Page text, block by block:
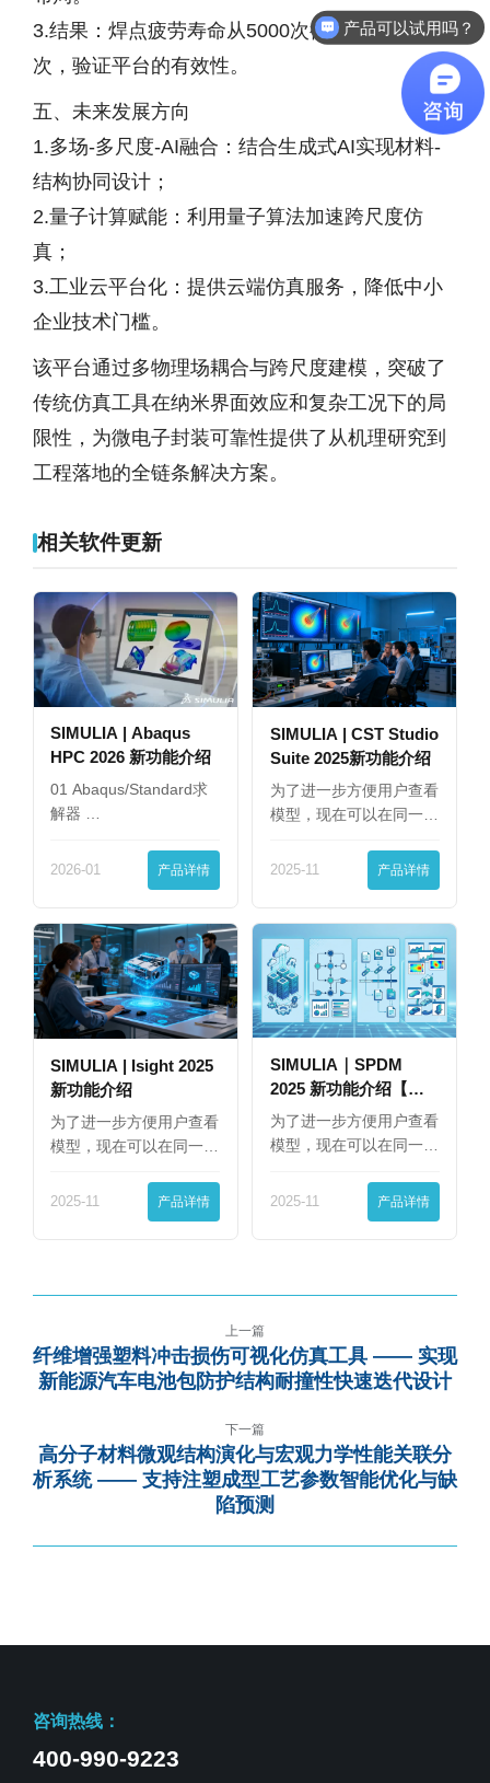
3.结果：焊点疲劳寿命从5000次循环提升至8000
次，验证平台的有效性。
五、未来发展方向
1.多场-多尺度-AI融合：结合生成式AI实现材料-
结构协同设计；
2.量子计算赋能：利用量子算法加速跨尺度仿
真；
3.工业云平台化：提供云端仿真服务，降低中小
企业技术门槛。
该平台通过多物理场耦合与跨尺度建模，突破了
传统仿真工具在纳米界面效应和复杂工况下的局
限性，为微电子封装可靠性提供了从机理研究到
工程落地的全链条解决方案。
相关软件更新
SIMULIA | Abaqus
HPC 2026 新功能介绍
01 Abaqus/Standard求
解器 …
2026-01 产品详情
SIMULIA | CST Studio
Suite 2025新功能介绍
为了进一步方便用户查看
模型，现在可以在同一
2025-11 产品详情
SIMULIA | Isight 2025
新功能介绍
为了进一步方便用户查看
模型，现在可以在同一
2025-11 产品详情
SIMULIA｜SPDM
2025 新功能介绍【下
篇】
为了进一步方便用户查看
模型，现在可以在同一
2025-11 产品详情
上一篇
纤维增强塑料冲击损伤可视化仿真工具 —— 实现
新能源汽车电池包防护结构耐撞性快速迭代设计
下一篇
高分子材料微观结构演化与宏观力学性能关联分
析系统 —— 支持注塑成型工艺参数智能优化与缺
陷预测
咨询热线：
400-990-9223
产品可以试用吗？